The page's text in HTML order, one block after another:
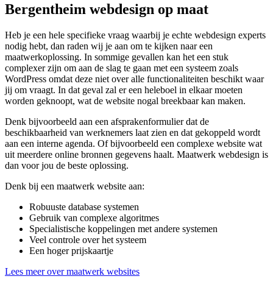
Bergentheim webdesign op maat
Heb je een hele specifieke vraag waarbij je echte webdesign experts
nodig hebt, dan raden wij je aan om te kijken naar een
maatwerkoplossing. In sommige gevallen kan het een stuk
complexer zijn om aan de slag te gaan met een systeem zoals
WordPress omdat deze niet over alle functionaliteiten beschikt waar
jij om vraagt. In dat geval zal er een heleboel in elkaar moeten
worden geknoopt, wat de website nogal breekbaar kan maken.
Denk bijvoorbeeld aan een afsprakenformulier dat de
beschikbaarheid van werknemers laat zien en dat gekoppeld wordt
aan een interne agenda. Of bijvoorbeeld een complexe website wat
uit meerdere online bronnen gegevens haalt. Maatwerk webdesign is
dan voor jou de beste oplossing.
Denk bij een maatwerk website aan:
Robuuste database systemen
Gebruik van complexe algoritmes
Specialistische koppelingen met andere systemen
Veel controle over het systeem
Een hoger prijskaartje
Lees meer over maatwerk websites